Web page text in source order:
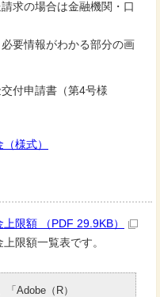
求の場合は金融機関・口
要情報がわかる部分の画
付申請書（第4号様
様式）
限額 （PDF 29.9KB）
限額一覧表です。
Adobe（R）